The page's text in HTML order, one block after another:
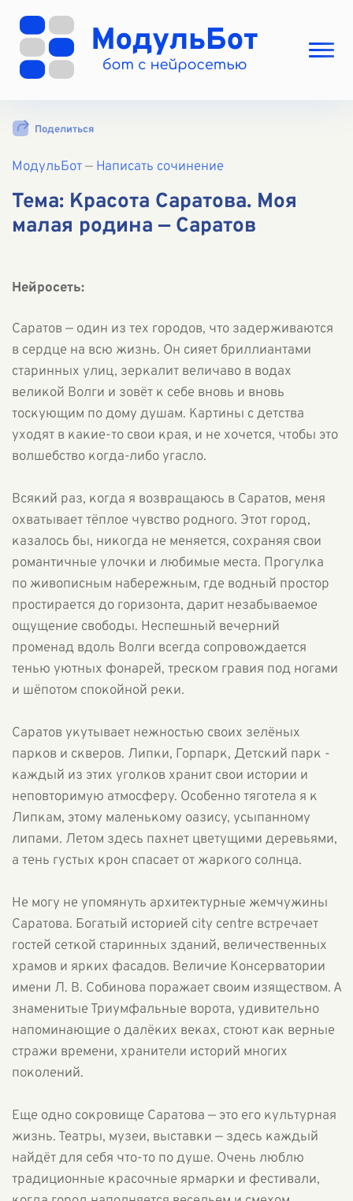
Выбрать режим
Вход
Вход с Telegram
Поделиться
МодульБот— Написать сочинение
Тема: Красота Саратова. Моя
малая родина — Саратов
Нейросеть:
Саратов — один из тех городов, что задерживаются
в сердце на всю жизнь. Он сияет бриллиантами
старинных улиц, зеркалит величаво в водах
великой Волги и зовёт к себе вновь и вновь
тоскующим по дому душам. Картины с детства
уходят в какие-то свои края, и не хочется, чтобы это
волшебство когда-либо угасло.
Всякий раз, когда я возвращаюсь в Саратов, меня
охватывает тёплое чувство родного. Этот город,
казалось бы, никогда не меняется, сохраняя свои
романтичные улочки и любимые места. Прогулка
по живописным набережным, где водный простор
простирается до горизонта, дарит незабываемое
ощущение свободы. Неспешный вечерний
променад вдоль Волги всегда сопровождается
тенью уютных фонарей, треском гравия под ногами
и шёпотом спокойной реки.
Саратов укутывает нежностью своих зелёных
парков и скверов. Липки, Горпарк, Детский парк -
каждый из этих уголков хранит свои истории и
неповторимую атмосферу. Особенно тяготела я к
Липкам, этому маленькому оазису, усыпанному
липами. Летом здесь пахнет цветущими деревьями,
а тень густых крон спасает от жаркого солнца.
Не могу не упомянуть архитектурные жемчужины
Саратова. Богатый историей city centre встречает
гостей сеткой старинных зданий, величественных
храмов и ярких фасадов. Величие Консерватории
имени Л. В. Собинова поражает своим изяществом. А
знаменитые Триумфальные ворота, удивительно
напоминающие о далёких веках, стоют как верные
стражи времени, хранители историй многих
поколений.
Еще одно сокровище Саратова — это его культурная
жизнь. Театры, музеи, выставки — здесь каждый
найдёт для себя что-то по душе. Очень люблю
традиционные красочные ярмарки и фестивали,